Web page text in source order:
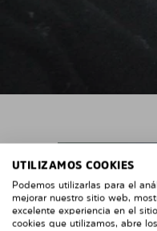
UTILIZAMOS COOKIES
Podemos utilizarlas para el
mejorar nuestro sitio web,
excelente experiencia en el
cookies que utilizamos, abre